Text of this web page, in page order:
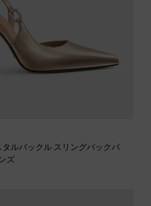
タルバックル スリングバックパ
ズ